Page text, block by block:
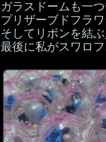
ガラスドームも一
プリザーブドフラ
そしてリボンを結
最後に私がスワロ